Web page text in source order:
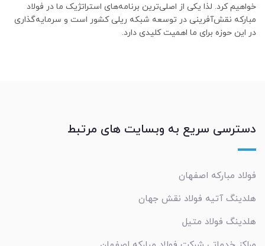
خواهیم کرد. لذا یکی از اصلی‌ترین برنامه‌های استراتژیک ما در فولاد
مبارکه نقش‌آفرینی در توسعه شبکه ریلی کشور است و سرمایه‌گذاری
در این حوزه برای ما اهمیت کلیدی دارد.
دسترسی سریع به وبسایت های مرتبط
فولاد مبارکه اصفهان
هلدینگ آتیه فولاد نقش جهان
هلدینگ فولاد متیل